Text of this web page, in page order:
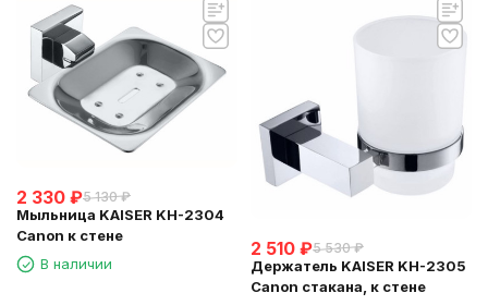
2 330 ₽5 130 ₽
Мыльница KAISER KH-2304
Canon к стене
В наличии
2 510 ₽5 530 ₽
Держатель KAISER KH-2305
Canon стакана, к стене